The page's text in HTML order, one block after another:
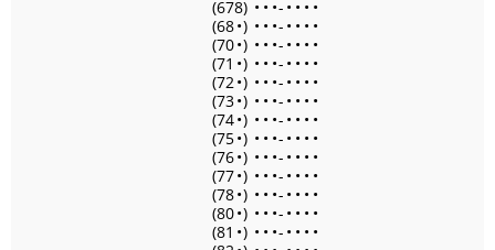
(678) • • •- • • • •
(68•) • • •- • • • •
(70•) • • •- • • • •
(71 •) • • •- • • • •
(72•) • • •- • • • •
(73•) • • •- • • • •
(74•) • • •- • • • •
(75•) • • •- • • • •
(76•) • • •- • • • •
(77•) • • •- • • • •
(78•) • • •- • • • •
(80•) • • •- • • • •
(81 •) • • •- • • • •